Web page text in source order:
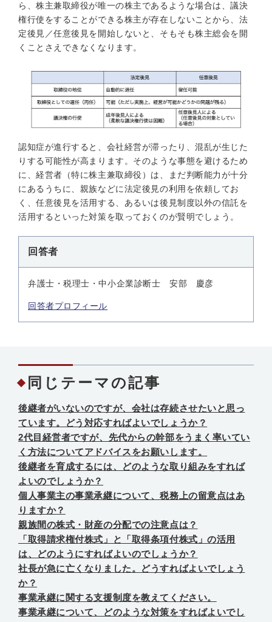
ら、株主兼取締役が唯一の株主であるような場合は、議決
権行使をすることができる株主が存在しないことから、法
定後見／任意後見を開始しないと、そもそも株主総会を開
くことさえできなくなります。
認知症が進行すると、会社経営が滞ったり、混乱が生じた
りする可能性が高まります。そのような事態を避けるため
に、経営者（特に株主兼取締役）は、まだ判断能力が十分
にあるうちに、親族などに法定後見の利用を依頼してお
く、任意後見を活用する、あるいは後見制度以外の信託を
活用するといった対策を取っておくのが賢明でしょう。
回答者
弁護士・税理士・中小企業診断士 安部 慶彦
回答者プロフィール
同じテーマの記事
後継者がいないのですが、会社は存続させたいと思っ
ています。どう対応すればよいでしょうか？
2代目経営者ですが、先代からの幹部をうまく率いてい
く方法についてアドバイスをお願いします。
後継者を育成するには、どのような取り組みをすれば
よいのでしょうか？
個人事業主の事業承継について、税務上の留意点はあ
りますか？
親族間の株式・財産の分配での注意点は？
「取得請求権付株式」と「取得条項付株式」の活用
は、どのようにすればよいのでしょうか？
社長が急に亡くなりました。どうすればよいでしょう
か？
事業承継に関する支援制度を教えてください。
事業承継について、どのような対策をすればよいでし